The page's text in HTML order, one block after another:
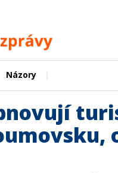
Názory